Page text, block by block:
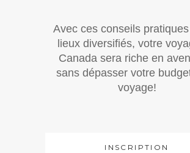
Avec ces conseils
lieux diversifiés, votre
Canada sera riche en
sans dépasser votre
voyage!
INSCRIPTION